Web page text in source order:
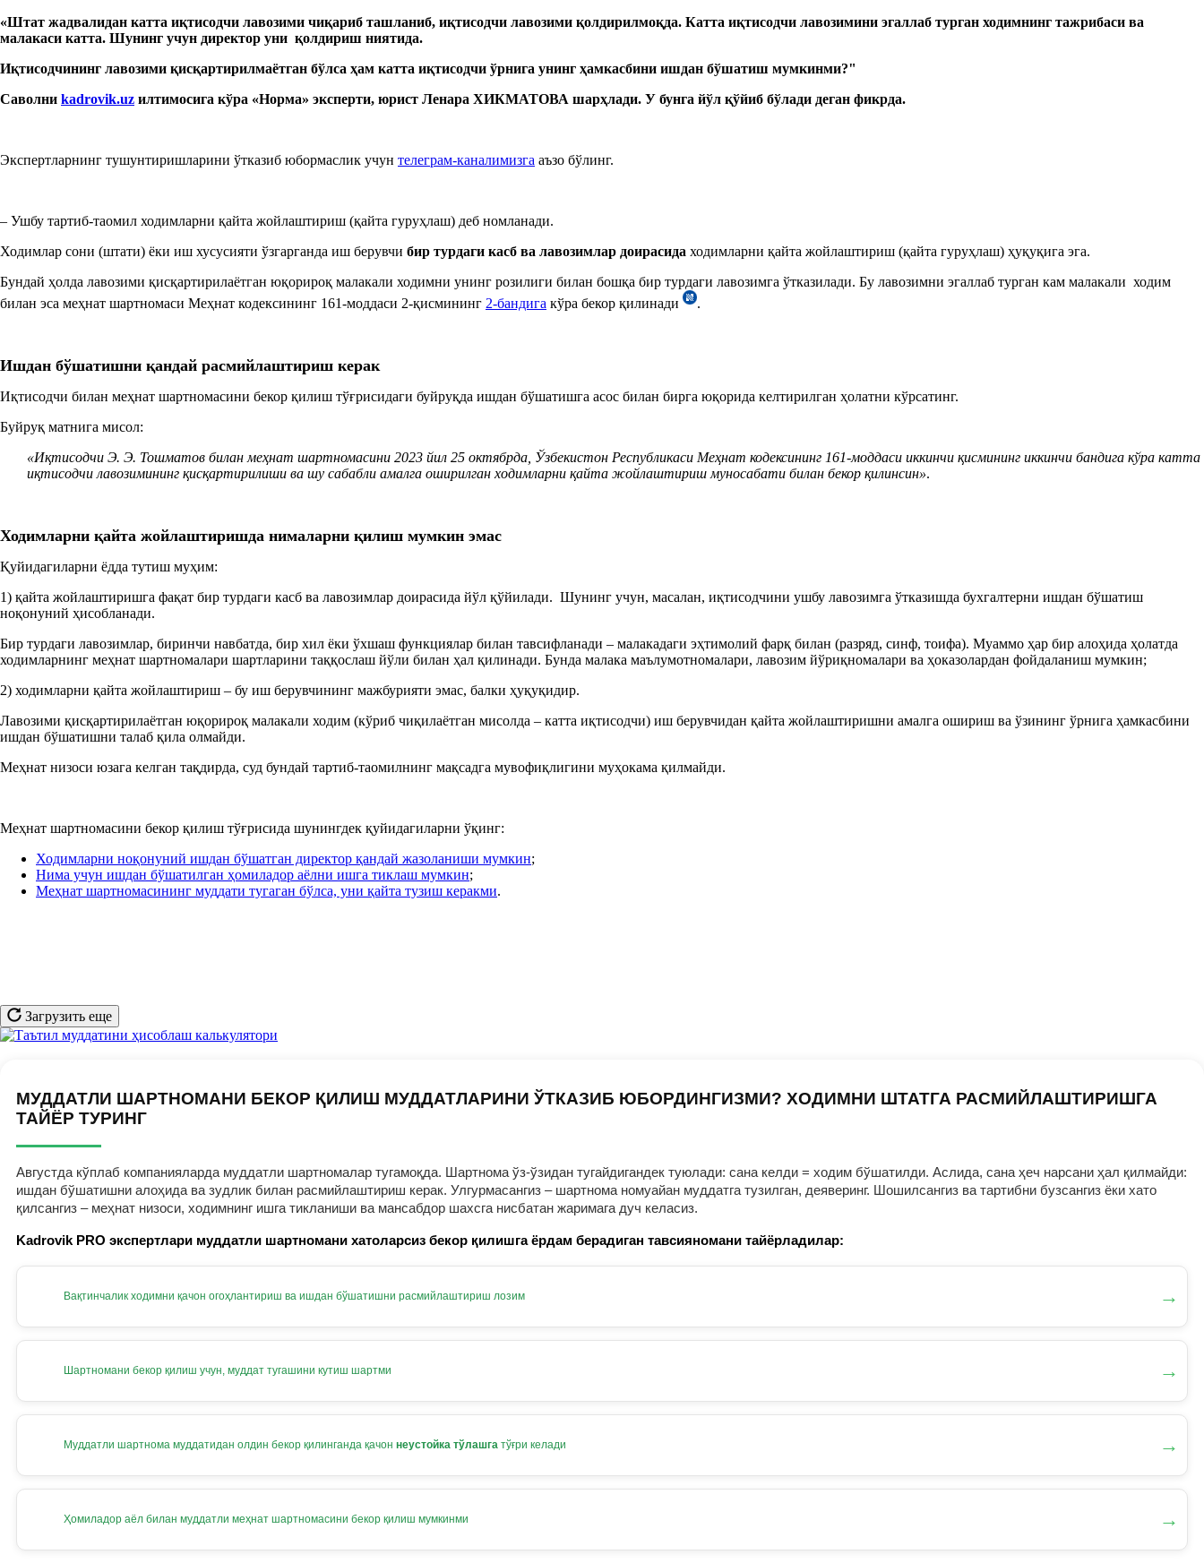
«Штат жадвалидан катта иқтисодчи лавозими чиқариб ташланиб, иқтисодчи лавозими қолдирилмоқда. Катта иқтисодчи лавозимини эгаллаб турган ходимнинг тажрибаси ва
малакаси катта. Шунинг учун директор уни қолдириш ниятида.
Иқтисодчининг лавозими қисқартирилмаётган бўлса ҳам катта иқтисодчи ўрнига унинг ҳамкасбини ишдан бўшатиш мумкинми?"
Саволни kadrovik.uz илтимосига кўра «Норма» эксперти, юрист Ленара ХИКМАТОВА шарҳлади. У бунга йўл қўйиб бўлади деган фикрда.
Экспертларнинг тушунтиришларини ўтказиб юбормаслик учун телеграм-каналимизга аъзо бўлинг.
– Ушбу тартиб-таомил ходимларни қайта жойлаштириш (қайта гуруҳлаш) деб номланади.
Ходимлар сони (штати) ёки иш хусусияти ўзгарганда иш берувчи бир турдаги касб ва лавозимлар доирасида ходимларни қайта жойлаштириш (қайта гуруҳлаш) ҳуқуқига эга.
Бундай ҳолда лавозими қисқартирилаётган юқорироқ малакали ходимни унинг розилиги билан бошқа бир турдаги лавозимга ўтказилади. Бу лавозимни эгаллаб турган кам малакали ходим
билан эса меҳнат шартномаси Меҳнат кодексининг 161-моддаси 2-қисмининг 2-бандига кўра бекор қилинади .
Ишдан бўшатишни қандай расмийлаштириш керак
Иқтисодчи билан меҳнат шартномасини бекор қилиш тўғрисидаги буйруқда ишдан бўшатишга асос билан бирга юқорида келтирилган ҳолатни кўрсатинг.
Буйруқ матнига мисол:
«Иқтисодчи Э. Э. Тошматов билан меҳнат шартномасини 2023 йил 25 октябрда Ўзбекистон Республикаси Меҳнат кодексининг 161-моддаси иккинчи қисмининг иккинчи бандига кўра катта
иқтисодчи лавозимининг қисқартирилиши ва шу сабабли амалга оширилган ходимларни қайта жойлаштириш муносабати билан бекор қилинсин».
Ходимларни қайта жойлаштиришда нималарни қилиш мумкин эмас
Қуйидагиларни ёдда тутиш муҳим:
1) қайта жойлаштиришга фақат бир турдаги касб ва лавозимлар доирасида йўл қўйилади. Шунинг учун, масалан, иқтисодчини ушбу лавозимга ўтказишда бухгалтерни ишдан бўшатиш
ноқонуний ҳисобланади.
Бир турдаги лавозимлар, биринчи навбатда, бир хил ёки ўхшаш функциялар билан тавсифланади – малакадаги эҳтимолий фарқ билан (разряд, синф, тоифа). Муаммо ҳар бир алоҳида ҳолатда
ходимларнинг меҳнат шартномалари шартларини таққослаш йўли билан ҳал қилинади. Бунда малака маълумотномалари, лавозим йўриқномалари ва ҳоказолардан фойдаланиш мумкин;
2) ходимларни қайта жойлаштириш – бу иш берувчининг мажбурияти эмас, балки ҳуқуқидир.
Лавозими қисқартирилаётган юқорироқ малакали ходим (кўриб чиқилаётган мисолда – катта иқтисодчи) иш берувчидан қайта жойлаштиришни амалга ошириш ва ўзининг ўрнига ҳамкасбини
ишдан бўшатишни талаб қила олмайди.
Меҳнат низоси юзага келган тақдирда, суд бундай тартиб-таомилнинг мақсадга мувофиқлигини муҳокама қилмайди.
Меҳнат шартномасини бекор қилиш тўғрисида шунингдек қуйидагиларни ўқинг:
Ходимларни ноқонуний ишдан бўшатган директор қандай жазоланиши мумкин;
Нима учун ишдан бўшатилган ҳомиладор аёлни ишга тиклаш мумкин;
Меҳнат шартномасининг муддати тугаган бўлса, уни қайта тузиш керакми.
Загрузить еще
МУДДАТЛИ ШАРТНОМАНИ БЕКОР ҚИЛИШ МУДДАТЛАРИНИ ЎТКАЗИБ ЮБОРДИНГИЗМИ? ХОДИМНИ ШТАТГА РАСМИЙЛАШТИРИШГА
ТАЙЁР ТУРИНГ
Августда кўплаб компанияларда муддатли шартномалар тугамоқда. Шартнома ўз-ўзидан тугайдигандек туюлади: сана келди = ходим бўшатилди. Аслида, сана ҳеч нарсани ҳал қилмайди:
ишдан бўшатишни алоҳида ва зудлик билан расмийлаштириш керак. Улгурмасангиз – шартнома номуайан муддатга тузилган, деяверинг. Шошилсангиз ва тартибни бузсангиз ёки хато
қилсангиз – меҳнат низоси, ходимнинг ишга тикланиши ва мансабдор шахсга нисбатан жаримага дуч келасиз.
Kadrovik PRO экспертлари муддатли шартномани хатоларсиз бекор қилишга ёрдам берадиган тавсияномани тайёрладилар:
Вақтинчалик ходимни қачон огоҳлантириш ва ишдан бўшатишни расмийлаштириш лозим →
Шартномани бекор қилиш учун, муддат тугашини кутиш шартми →
Муддатли шартнома муддатидан олдин бекор қилинганда қачон неустойка тўлашга тўғри келади →
Ҳомиладор аёл билан муддатли меҳнат шартномасини бекор қилиш мумкинми →